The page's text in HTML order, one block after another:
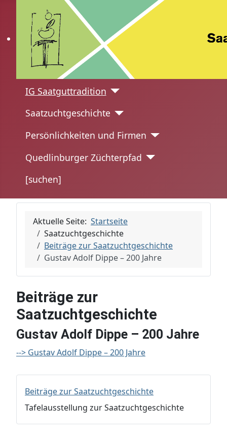
IG Saatguttradition
Saatzuchtgeschichte
Persönlichkeiten und Firmen
Quedlinburger Züchterpfad
[suchen]
Aktuelle Seite: Startseite
Saatzuchtgeschichte
Beiträge zur Saatzuchtgeschichte
Gustav Adolf Dippe – 200 Jahre
Beiträge zur
Saatzuchtgeschichte
Gustav Adolf Dippe – 200 Jahre
--> Gustav Adolf Dippe – 200 Jahre
Beiträge zur Saatzuchtgeschichte
Tafelausstellung zur Saatzuchtgeschichte